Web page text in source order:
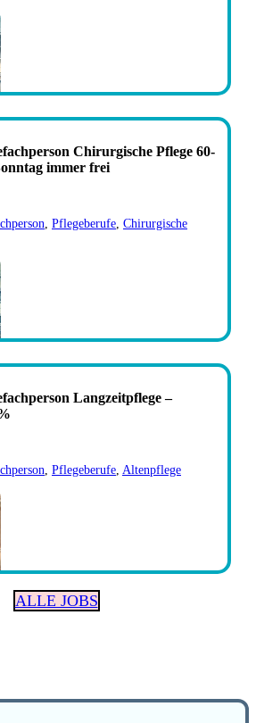
Chirurgische Pflege 60-
immer frei
Pflegeberufe Chirurgische
Langzeitpflege –
Pflegeberufe Altenpflege
ALLE JOBS